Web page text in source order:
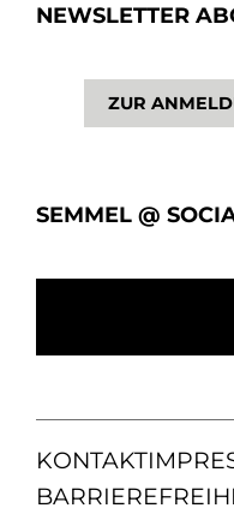
NEWSLETTER
ZUR
SEMMEL @
KONTAKT